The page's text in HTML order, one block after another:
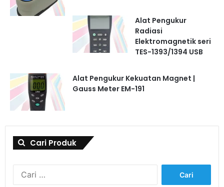
Alat Pengukur
Radiasi
Elektromagnetik seri
TES-1393/1394 USB
Alat Pengukur Kekuatan Magnet |
Gauss Meter EM-191
Cari Produk